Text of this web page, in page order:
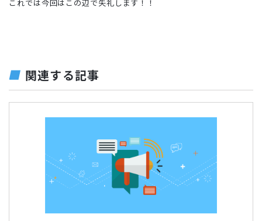
これでは今回はこの辺で失礼します！！
関連する記事